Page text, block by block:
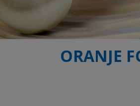
ORANJE